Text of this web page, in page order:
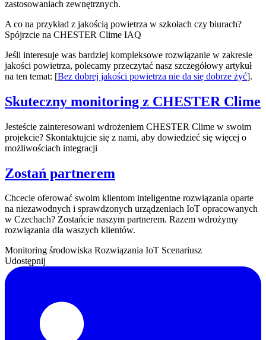
zastosowaniach zewnętrznych.
A co na przykład z jakością powietrza w szkołach czy biurach?
Spójrzcie na CHESTER Clime IAQ
Jeśli interesuje was bardziej kompleksowe rozwiązanie w zakresie
jakości powietrza, polecamy przeczytać nasz szczegółowy artykuł
na ten temat: [Bez dobrej jakości powietrza nie da się dobrze żyć].
Skuteczny monitoring z CHESTER Clime
Jesteście zainteresowani wdrożeniem CHESTER Clime w swoim
projekcie? Skontaktujcie się z nami, aby dowiedzieć się więcej o
możliwościach integracji
Zostań partnerem
Chcecie oferować swoim klientom inteligentne rozwiązania oparte
na niezawodnych i sprawdzonych urządzeniach IoT opracowanych
w Czechach? Zostańcie naszym partnerem. Razem wdrożymy
rozwiązania dla waszych klientów.
Monitoring środowiska Rozwiązania IoT Scenariusz
Udostępnij